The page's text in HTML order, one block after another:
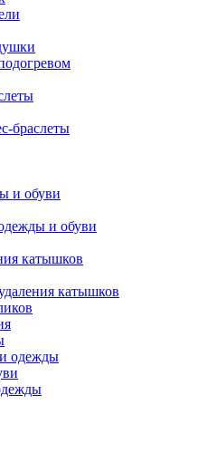
браслеты
и обуви
и обуви
катышков
катышков
одежды